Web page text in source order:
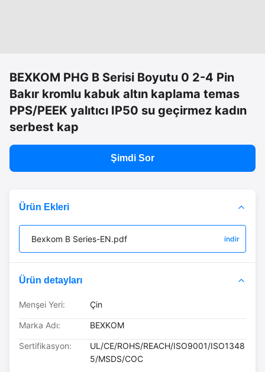
BEXKOM PHG B Serisi Boyutu 0 2-4 Pin
Bakır kromlu kabuk altın kaplama temas
PPS/PEEK yalıtıcı IP50 su geçirmez kadın
serbest kap
Şimdi Sor
Ürün Ekleri
Bexkom B Series-EN.pdf indir
Ürün detayları
Menşei Yeri: Çin
Marka Adı: BEXKOM
Sertifikasyon:
UL/CE/ROHS/REACH/ISO9001/ISO1348
5/MSDS/COC